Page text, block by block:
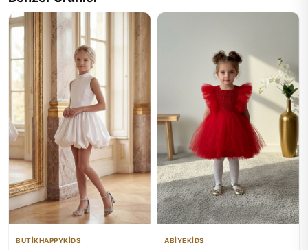
BUTİKHAPPYKİDS ABİYEKİDS